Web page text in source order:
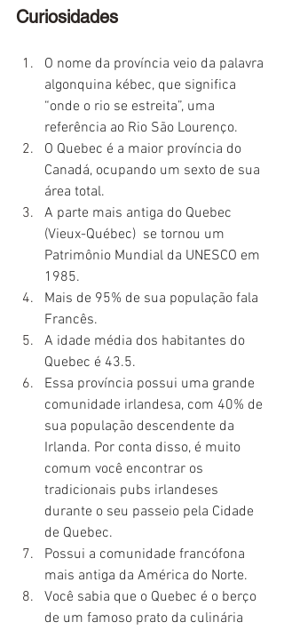
Curiosidades
O nome da província veio da palavra
algonquina kébec, que significa
“onde o rio se estreita”, uma
referência ao Rio São Lourenço.
O Quebec é a maior província do
Canadá, ocupando um sexto de sua
área total.
A parte mais antiga do Quebec
(Vieux-Québec)  se tornou um
Patrimônio Mundial da UNESCO em
1985.
Mais de 95% de sua população fala
Francês.
A idade média dos habitantes do
Quebec é 43.5.
Essa província possui uma grande
comunidade irlandesa, com 40% de
sua população descendente da
Irlanda. Por conta disso, é muito
comum você encontrar os
tradicionais pubs irlandeses
durante o seu passeio pela Cidade
de Quebec.
Possui a comunidade francófona
mais antiga da América do Norte.
Você sabia que o Quebec é o berço
de um famoso prato da culinária